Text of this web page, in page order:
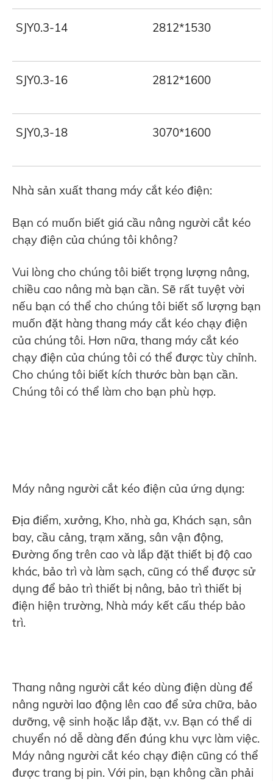
SJY0.3-14 2812*1530
SJY0.3-16 2812*1600
SJY0,3-18 3070*1600
Nhà sản xuất thang máy cắt kéo điện:
Bạn có muốn biết giá cầu nâng người cắt kéo
chạy điện của chúng tôi không?
Vui lòng cho chúng tôi biết trọng lượng nâng,
chiều cao nâng mà bạn cần. Sẽ rất tuyệt vời
nếu bạn có thể cho chúng tôi biết số lượng bạn
muốn đặt hàng thang máy cắt kéo chạy điện
của chúng tôi. Hơn nữa, thang máy cắt kéo
chạy điện của chúng tôi có thể được tùy chỉnh.
Cho chúng tôi biết kích thước bàn bạn cần.
Chúng tôi có thể làm cho bạn phù hợp.
Máy nâng người cắt kéo điện của ứng dụng:
Địa điểm, xưởng, Kho, nhà ga, Khách sạn, sân
bay, cầu cảng, trạm xăng, sân vận động,
Đường ống trên cao và lắp đặt thiết bị độ cao
khác, bảo trì và làm sạch, cũng có thể được sử
dụng để bảo trì thiết bị nâng, bảo trì thiết bị
điện hiện trường, Nhà máy kết cấu thép bảo
trì.
Thang nâng người cắt kéo dùng điện dùng để
nâng người lao động lên cao để sửa chữa, bảo
dưỡng, vệ sinh hoặc lắp đặt, v.v. Bạn có thể di
chuyển nó dễ dàng đến đúng khu vực làm việc.
Máy nâng người cắt kéo chạy điện cũng có thể
được trang bị pin. Với pin, bạn không cần phải